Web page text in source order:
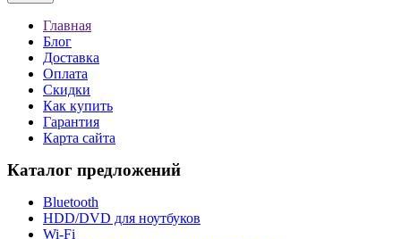
Главная
Блог
Доставка
Оплата
Скидки
Как купить
Гарантия
Карта сайта
Каталог предложений
Bluetooth
HDD/DVD для ноутбуков
Wi-Fi